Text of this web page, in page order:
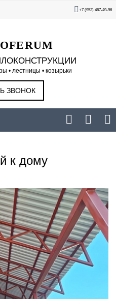
+7 (953) 467-49-96
• лестницы • козырьки
ЗВОНОК
к дому